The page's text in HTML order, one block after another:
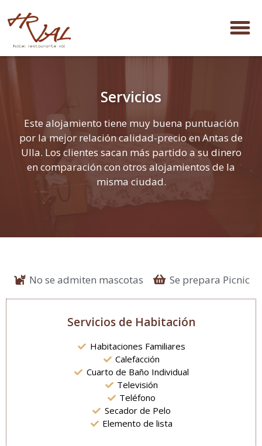
Servicios
Este alojamiento tiene muy buena puntuación
por la mejor relación calidad-precio en Antas de
Ulla. Los clientes sacan más partido a su dinero
en comparación con otros alojamientos de la
misma ciudad.
No se admiten mascotas Se prepara Picnic
Servicios de Habitación
Habitaciones Familiares
Calefacción
Cuarto de Baño Individual
Televisión
Teléfono
Secador de Pelo
Elemento de lista